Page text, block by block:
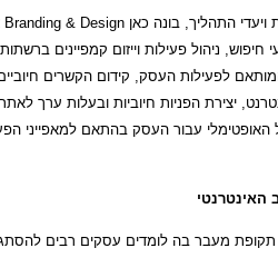
חיפוש, ניהול פעילות וייזום קמפיינים
המותאם לפעילות העסק, קידום הקשרים
יצירת הפניות חיוביות ובעלות ערך
האופטימלי עבור העסק בהתאם למאפייני
תקופת מעבר בה לומדים עסקים רבים